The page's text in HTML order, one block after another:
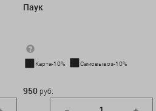
Паук
Карта-10% Самовывоз-10%
950 руб.